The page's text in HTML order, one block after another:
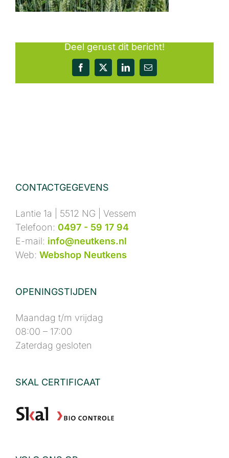
Deel gerust dit bericht!
Facebook
X LinkedIn
E-
mail
CONTACTGEGEVENS
Lantie 1a | 5512 NG | Vessem
Telefoon: 0497 - 59 17 94
E-mail: info@neutkens.nl
Web: Webshop Neutkens
OPENINGSTIJDEN
Maandag t/m vrijdag
08:00 – 17:00
Zaterdag gesloten
SKAL CERTIFICAAT